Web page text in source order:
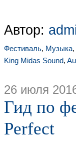
Автор:
Фестиваль, Музыка,
King Midas Sound,
26 июля
Гид по
Perfect